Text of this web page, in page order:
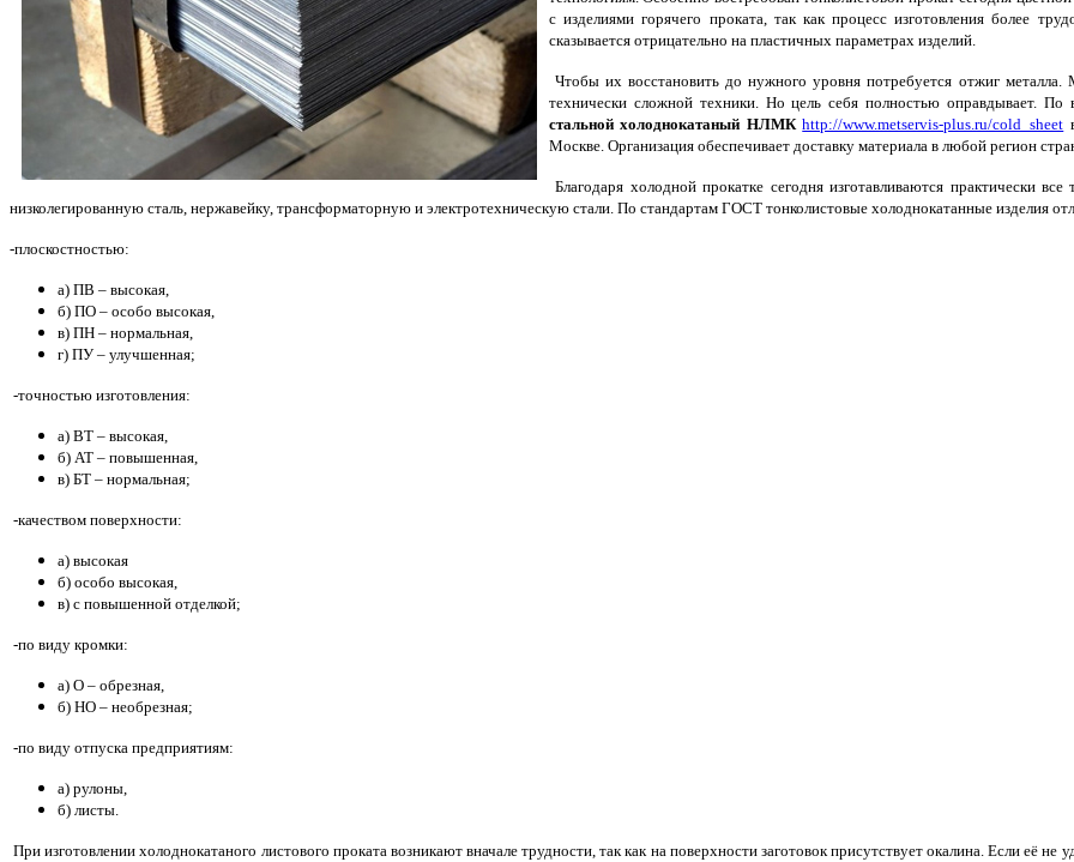
с изделиями горячего проката, так как процесс изготовления более
сказывается отрицательно на пластичных параметрах изделий.
Чтобы их восстановить до нужного уровня потребуется отжиг
технически сложной техники. Но цель себя полностью оправдывает.
стальной холоднокатаный НЛМК http://www.metservis-plus.ru/cold_sheet
Москве. Организация обеспечивает доставку материала в любой регион
Благодаря холодной прокатке сегодня изготавливаются практически
низколегированную сталь, нержавейку, трансформаторную и электротехническую стали. По стандартам ГОСТ тонколистовые холоднокатанные изделия
-плоскостностью:
а) ПВ – высокая,
б) ПО – особо высокая,
в) ПН – нормальная,
г) ПУ – улучшенная;
-точностью изготовления:
а) ВТ – высокая,
б) АТ – повышенная,
в) БТ – нормальная;
-качеством поверхности:
а) высокая
б) особо высокая,
в) с повышенной отделкой;
-по виду кромки:
а) О – обрезная,
б) НО – необрезная;
-по виду отпуска предприятиям:
а) рулоны,
б) листы.
При изготовлении холоднокатаного листового проката возникают вначале трудности, так как на поверхности заготовок присутствует окалина. Если её не